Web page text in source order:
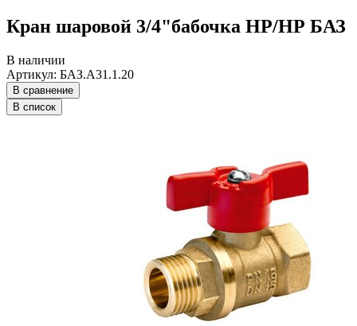
Кран шаровой 3/4"бабочка НР/НР БАЗ
В наличии
Артикул: БАЗ.А31.1.20
В сравнение
В список